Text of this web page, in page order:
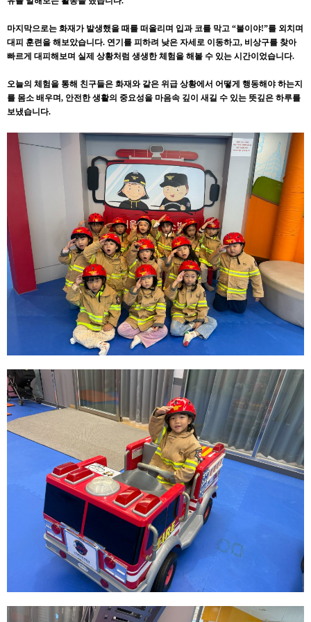
마지막으로는 화재가 발생했을 때를 떠올리며 입과 코를 막고 “불이야!”를 외치며
대피 훈련을 해보았습니다. 연기를 피하려 낮은 자세로 이동하고, 비상구를 찾아
빠르게 대피해보며 실제 상황처럼 생생한 체험을 해볼 수 있는 시간이었습니다.
오늘의 체험을 통해 친구들은 화재와 같은 위급 상황에서 어떻게 행동해야 하는지
를 몸소 배우며, 안전한 생활의 중요성을 마음속 깊이 새길 수 있는 뜻깊은 하루를
보냈습니다.